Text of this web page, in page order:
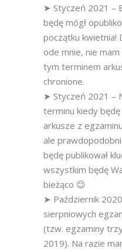
➤ Styczeń 2021 –
będę mógł
początku kwietnia!
ode mnie, nie
tym terminem
chronione.
➤ Styczeń 2021 –
terminu kiedy
arkusze z
ale
będę publikował
wszystkim będę
bieżąco 😉
➤ Październik
sierpniowych
(tzw. egzaminy
2019). Na razie